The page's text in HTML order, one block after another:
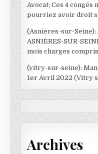
Avocat; Ces 4 congés
pourriez avoir droit
(Asnières-sur-
ASNIÈRES-SUR-
mois charges
(vitry-sur-seine):
1er Avril 2022 (Vitry
Archives